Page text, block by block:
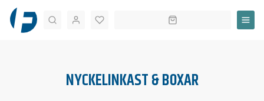
Sök
NYCKELINKAST & BOXAR